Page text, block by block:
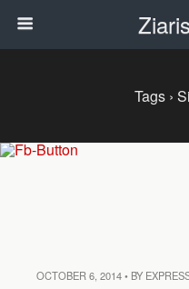
Tags ›
OCTOBER 6, 2014 • BY